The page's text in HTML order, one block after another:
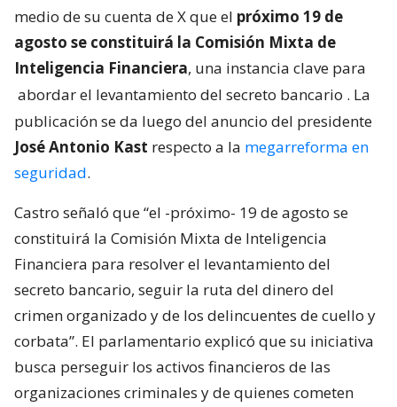
medio de su cuenta de X que el próximo 19 de
agosto se constituirá la Comisión Mixta de
Inteligencia Financiera, una instancia clave para
abordar el levantamiento del secreto bancario . La
publicación se da luego del anuncio del presidente
José Antonio Kast respecto a la megarreforma en
seguridad.
Castro señaló que “el -próximo- 19 de agosto se
constituirá la Comisión Mixta de Inteligencia
Financiera para resolver el levantamiento del
secreto bancario, seguir la ruta del dinero del
crimen organizado y de los delincuentes de cuello y
corbata”. El parlamentario explicó que su iniciativa
busca perseguir los activos financieros de las
organizaciones criminales y de quienes cometen